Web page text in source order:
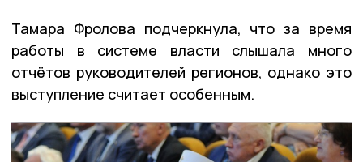
Тамара Фролова подчеркнула, что за время
работы в системе власти слышала много
отчётов руководителей регионов, однако это
выступление считает особенным.